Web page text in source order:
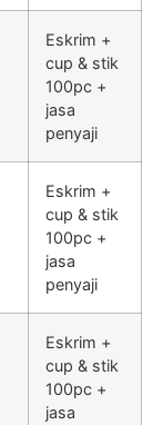
Eskrim +
cup & stik
100pc +
jasa
penyaji
Eskrim +
cup & stik
100pc +
jasa
penyaji
Eskrim +
cup & stik
100pc +
jasa